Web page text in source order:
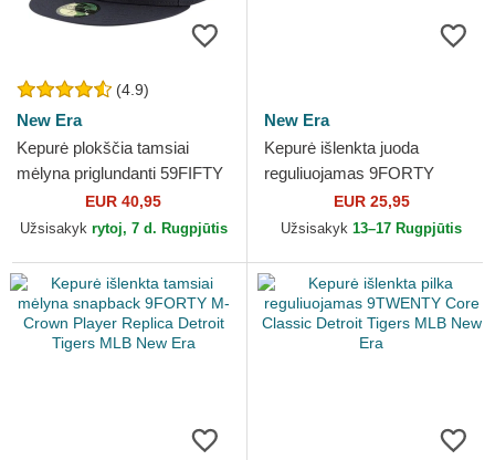
(4.9)
New Era
Kepurė plokščia tamsiai
mėlyna priglundanti 59FIFTY
AC Perf Detroit Tigers MLB
New Era
EUR 40,95
Užsisakyk rytoj, 7 d. Rugpjūtis
New Era
Kepurė išlenkta juoda
reguliuojamas 9FORTY
League Essential Detroit
Tigers MLB New Era
EUR 25,95
Užsisakyk 13–17 Rugpjūtis